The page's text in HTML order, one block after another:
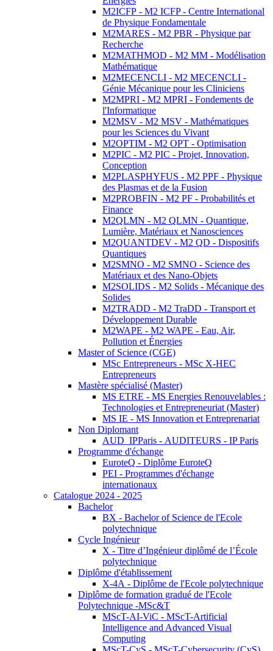
M2ICFP - M2 ICFP - Centre International
de Physique Fondamentale
M2MARES - M2 PBR - Physique par
Recherche
M2MATHMOD - M2 MM - Modélisation
Mathématique
M2MECENCLI - M2 MECENCLI -
Génie Mécanique pour les Cliniciens
M2MPRI - M2 MPRI - Fondements de
l'Informatique
M2MSV - M2 MSV - Mathématiques
pour les Sciences du Vivant
M2OPTIM - M2 OPT - Optimisation
M2PIC - M2 PIC - Projet, Innovation,
Conception
M2PLASPHYFUS - M2 PPF - Physique
des Plasmas et de la Fusion
M2PROBFIN - M2 PF - Probabilités et
Finance
M2QLMN - M2 QLMN - Quantique,
Lumière, Matériaux et Nanosciences
M2QUANTDEV - M2 QD - Dispositifs
Quantiques
M2SMNO - M2 SMNO - Science des
Matériaux et des Nano-Objets
M2SOLIDS - M2 Solids - Mécanique des
Solides
M2TRADD - M2 TraDD - Transport et
Développement Durable
M2WAPE - M2 WAPE - Eau, Air,
Pollution et Énergies
Master of Science (CGE)
MSc Entrepreneurs - MSc X-HEC
Entrepreneurs
Mastère spécialisé (Master)
MS ETRE - MS Energies Renouvelables :
Technologies et Entrepreneuriat (Master)
MS IE - MS Innovation et Entreprenariat
Non Diplomant
AUD_IPParis - AUDITEURS - IP Paris
Programme d'échange
EuroteQ - Diplôme EuroteQ
PEI - Programmes d'échange
internationaux
Catalogue 2024 - 2025
Bachelor
BX - Bachelor of Science de l'Ecole
polytechnique
Cycle Ingénieur
X - Titre d’Ingénieur diplômé de l’École
polytechnique
Diplôme d'établissement
X-4A - Diplôme de l'Ecole polytechnique
Diplôme de formation gradué de l'Ecole
Polytechnique -MSc&T
MScT-AI-ViC - MScT-Artificial
Intelligence and Advanced Visual
Computing